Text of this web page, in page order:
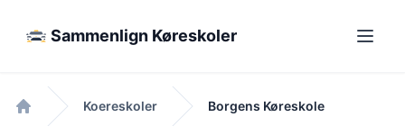
Sammenlign Køreskoler
Forside
Koereskoler Borgens Køreskole